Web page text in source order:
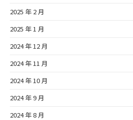
2025 年 2 月
2025 年 1 月
2024 年 12 月
2024 年 11 月
2024 年 10 月
2024 年 9 月
2024 年 8 月